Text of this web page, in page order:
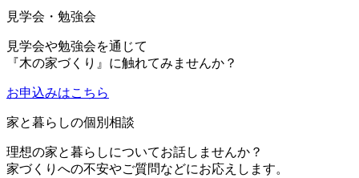
見学会・勉強会
見学会や勉強会を通じて
『木の家づくり』に触れてみませんか？
お申込みはこちら
家と暮らしの個別相談
理想の家と暮らしについてお話しませんか？
家づくりへの不安やご質問などにお応えします。